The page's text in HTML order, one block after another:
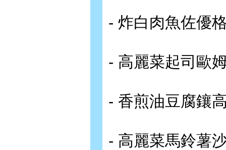
- 炸白肉魚佐優
- 高麗菜起司歐
- 香煎油豆腐鑲
- 高麗菜馬鈴薯